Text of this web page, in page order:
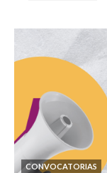
CONVOCATORIAS